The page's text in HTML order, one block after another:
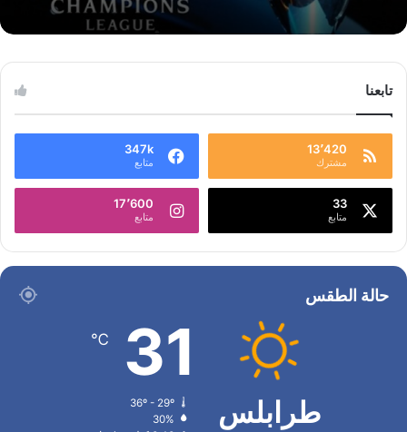
تابعنا
13٬420
مشترك
347k
متابع
33
متابع
17٬600
متابع
حالة الطقس
طرابلس
31
℃
36º - 29º
30%